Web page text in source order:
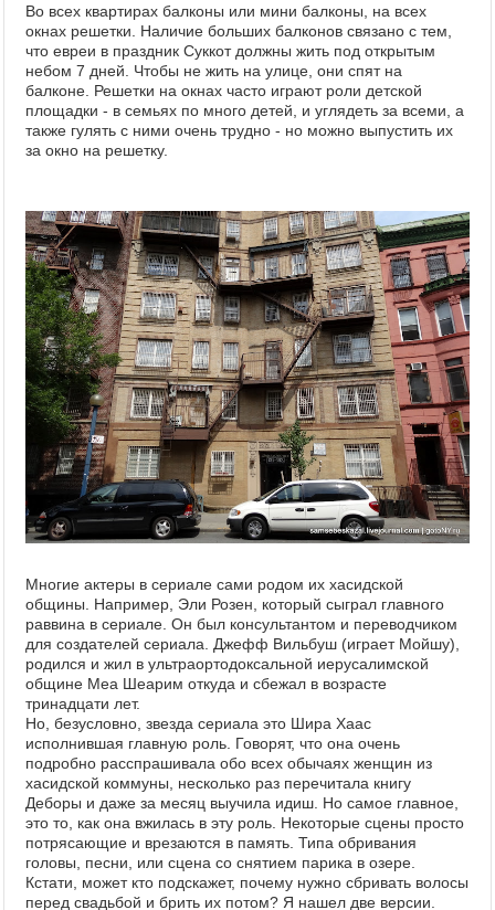
Во всех квартирах балконы или мини балконы, на всех
окнах решетки. Наличие больших балконов связано с тем,
что евреи в праздник Суккот должны жить под открытым
небом 7 дней. Чтобы не жить на улице, они спят на
балконе. Решетки на окнах часто играют роли детской
площадки - в семьях по много детей, и углядеть за всеми, а
также гулять с ними очень трудно - но можно выпустить их
за окно на решетку.
Многие актеры в сериале сами родом их хасидской
общины. Например, Эли Розен, который сыграл главного
раввина в сериале. Он был консультантом и переводчиком
для создателей сериала. Джефф Вильбуш (играет Мойшу),
родился и жил в ультраортодоксальной иерусалимской
общине Меа Шеарим откуда и сбежал в возрасте
тринадцати лет.
Но, безусловно, звезда сериала это Шира Хаас
исполнившая главную роль. Говорят, что она очень
подробно расспрашивала обо всех обычаях женщин из
хасидской коммуны, несколько раз перечитала книгу
Деборы и даже за месяц выучила идиш. Но самое главное,
это то, как она вжилась в эту роль. Некоторые сцены просто
потрясающие и врезаются в память. Типа обривания
головы, песни, или сцена со снятием парика в озере.
Кстати, может кто подскажет, почему нужно сбривать волосы
перед свадьбой и брить их потом? Я нашел две версии.